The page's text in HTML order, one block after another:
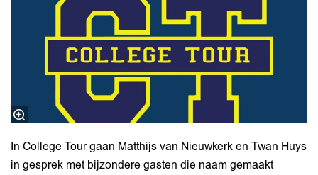
In College Tour gaan Matthijs van Nieuwkerk en Twan Huys
in gesprek met bijzondere gasten die naam gemaakt